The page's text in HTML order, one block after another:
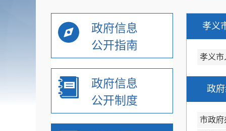
政府信息
公开指南
政府信息
公开制度
孝义
孝义
政
市政